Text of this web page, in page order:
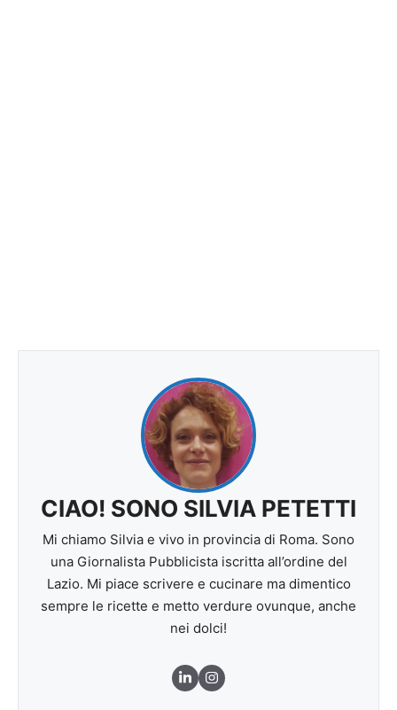
CIAO! SONO SILVIA PETETTI
Mi chiamo Silvia e vivo in provincia di Roma. Sono
una Giornalista Pubblicista iscritta all’ordine del
Lazio. Mi piace scrivere e cucinare ma dimentico
sempre le ricette e metto verdure ovunque, anche
nei dolci!